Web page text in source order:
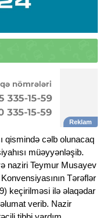
qismində cəlb olunacaq
müəyyənləşib.
naziri Teymur Musayev
Tərəflər
keçirilməsi ilə əlaqədar
verib. Nazir